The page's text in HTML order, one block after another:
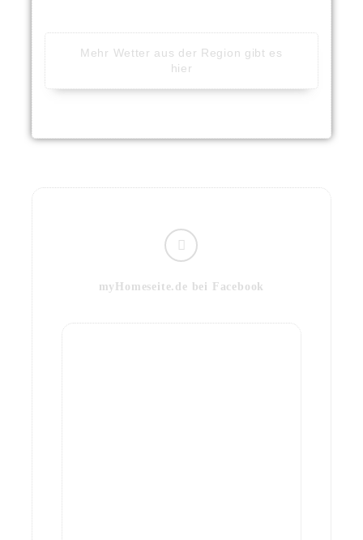
Mehr Wetter aus der Region gibt es
hier
myHomeseite.de bei Facebook